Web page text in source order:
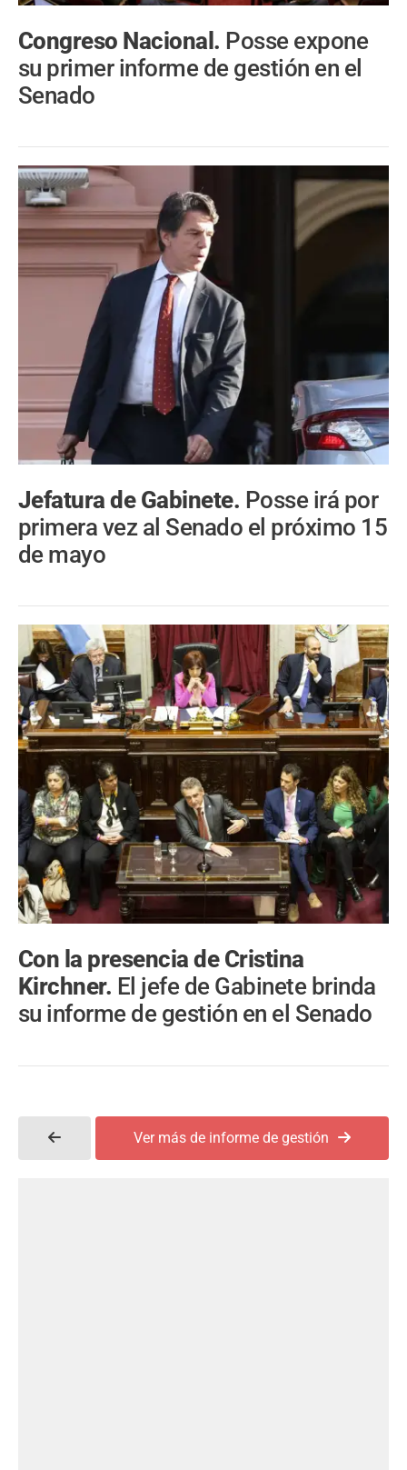
Congreso Nacional. Posse expone
su primer informe de gestión en el
Senado
Jefatura de Gabinete. Posse irá por
primera vez al Senado el próximo 15
de mayo
Con la presencia de Cristina
Kirchner. El jefe de Gabinete brinda
su informe de gestión en el Senado
Ver más de informe de gestión